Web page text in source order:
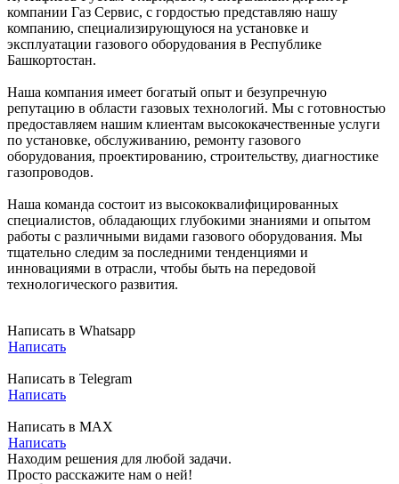
компании Газ Сервис, с гордостью представляю нашу
компанию, специализирующуюся на установке и
эксплуатации газового оборудования в Республике
Башкортостан.
Наша компания имеет богатый опыт и безупречную
репутацию в области газовых технологий. Мы с готовностью
предоставляем нашим клиентам высококачественные услуги
по установке, обслуживанию, ремонту газового
оборудования, проектированию, строительству, диагностике
газопроводов.
Наша команда состоит из высококвалифицированных
специалистов, обладающих глубокими знаниями и опытом
работы с различными видами газового оборудования. Мы
тщательно следим за последними тенденциями и
инновациями в отрасли, чтобы быть на передовой
технологического развития.
Написать в Whatsapp
Написать
Написать в Telegram
Написать
Написать в MAX
Написать
Находим решения для любой задачи.
Просто расскажите нам о ней!